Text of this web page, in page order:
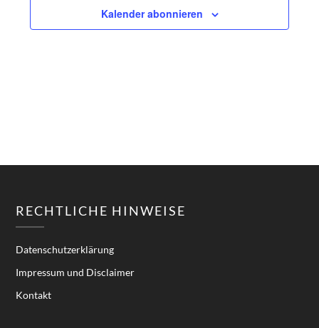
Kalender abonnieren
RECHTLICHE HINWEISE
Datenschutzerklärung
Impressum und Disclaimer
Kontakt